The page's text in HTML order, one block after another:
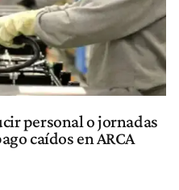
personal o jornadas
caídos en ARCA